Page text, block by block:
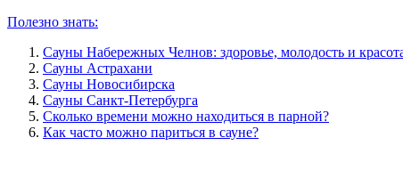
Полезно знать:
Сауны Набережных Челнов: здоровье, молодость и
Сауны Астрахани
Сауны Новосибирска
Сауны Санкт-Петербурга
Сколько времени можно находиться в парной?
Как часто можно париться в сауне?